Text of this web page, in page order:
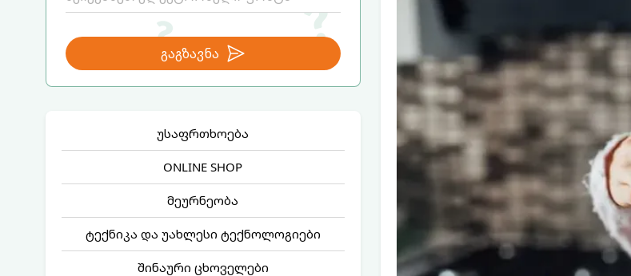
გაგზავნა
უსაფრთხოება
ONLINE SHOP
მეურნეობა
ტექნიკა და უახლესი ტექნოლოგიები
შინაური ცხოველები